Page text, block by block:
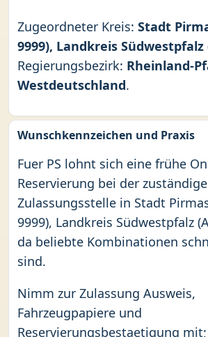
Zugeordneter Kreis: Stadt
9999), Landkreis Südwestpfalz
Regierungsbezirk: Rheinland-
Westdeutschland.
Wunschkennzeichen und Praxis
Fuer PS lohnt sich eine frühe
Reservierung bei der
Zulassungsstelle in Stadt
9999), Landkreis Südwestpfalz
da beliebte Kombinationen
sind.
Nimm zur Zulassung Ausweis,
Fahrzeugpapiere und
Reservierungsbestaetigung